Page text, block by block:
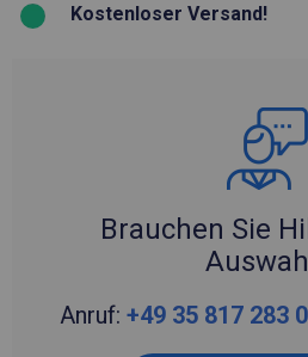
Kostenloser Versand!
Brauchen Sie
Anruf: +49 35 817 283